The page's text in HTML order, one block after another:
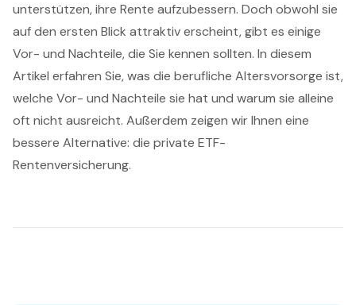
unterstützen, ihre Rente aufzubessern. Doch obwohl sie
auf den ersten Blick attraktiv erscheint, gibt es einige
Vor- und Nachteile, die Sie kennen sollten. In diesem
Artikel erfahren Sie, was die berufliche Altersvorsorge ist,
welche Vor- und Nachteile sie hat und warum sie alleine
oft nicht ausreicht. Außerdem zeigen wir Ihnen eine
bessere Alternative: die private ETF-
Rentenversicherung.